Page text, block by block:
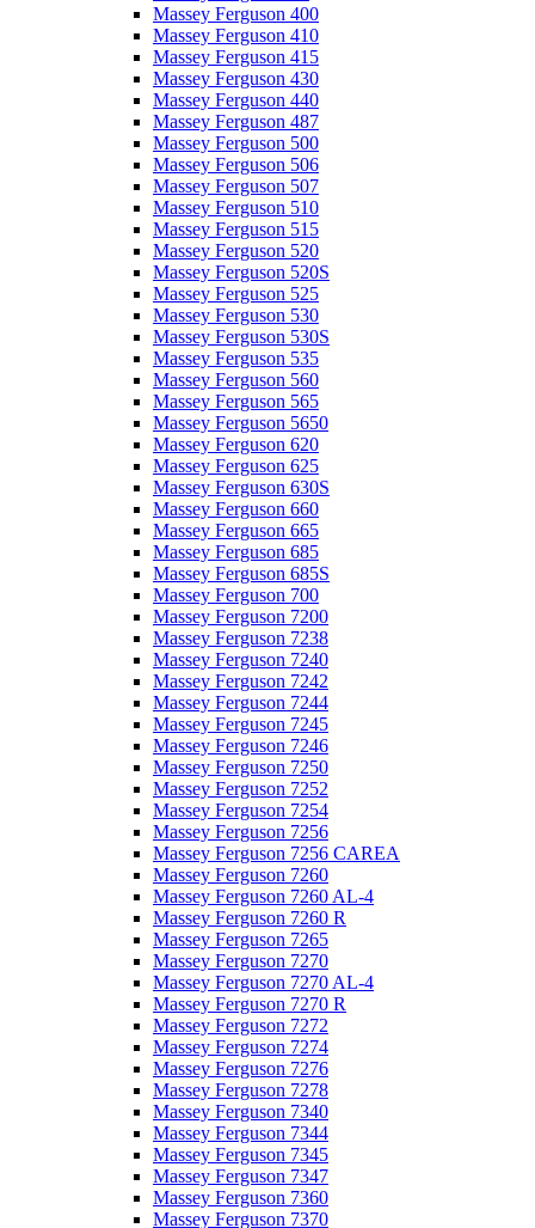
Massey Ferguson 400
Massey Ferguson 410
Massey Ferguson 415
Massey Ferguson 430
Massey Ferguson 440
Massey Ferguson 487
Massey Ferguson 500
Massey Ferguson 506
Massey Ferguson 507
Massey Ferguson 510
Massey Ferguson 515
Massey Ferguson 520
Massey Ferguson 520S
Massey Ferguson 525
Massey Ferguson 530
Massey Ferguson 530S
Massey Ferguson 535
Massey Ferguson 560
Massey Ferguson 565
Massey Ferguson 5650
Massey Ferguson 620
Massey Ferguson 625
Massey Ferguson 630S
Massey Ferguson 660
Massey Ferguson 665
Massey Ferguson 685
Massey Ferguson 685S
Massey Ferguson 700
Massey Ferguson 7200
Massey Ferguson 7238
Massey Ferguson 7240
Massey Ferguson 7242
Massey Ferguson 7244
Massey Ferguson 7245
Massey Ferguson 7246
Massey Ferguson 7250
Massey Ferguson 7252
Massey Ferguson 7254
Massey Ferguson 7256
Massey Ferguson 7256 CAREA
Massey Ferguson 7260
Massey Ferguson 7260 AL-4
Massey Ferguson 7260 R
Massey Ferguson 7265
Massey Ferguson 7270
Massey Ferguson 7270 AL-4
Massey Ferguson 7270 R
Massey Ferguson 7272
Massey Ferguson 7274
Massey Ferguson 7276
Massey Ferguson 7278
Massey Ferguson 7340
Massey Ferguson 7344
Massey Ferguson 7345
Massey Ferguson 7347
Massey Ferguson 7360
Massey Ferguson 7370